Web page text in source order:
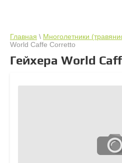
Главная \ Многолетники
World Caffe Corretto
Гейхера World